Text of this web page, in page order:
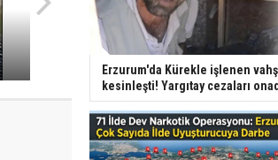
Erzurum'da Kürekle işlenen
kesinleşti! Yargıtay cezaları